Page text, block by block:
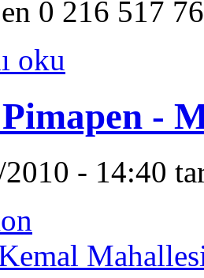
0 216 517
oku
-
- 14:40